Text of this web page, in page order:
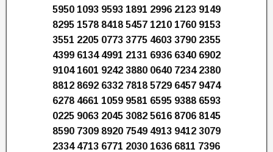
5950 1093 9593 1891 2996 2123 9149
8295 1578 8418 5457 1210 1760 9153
3551 2205 0773 3775 4603 3790 2355
4399 6134 4991 2131 6936 6340 6902
9104 1601 9242 3880 0640 7234 2380
8812 8692 6332 7818 5729 6457 9474
6278 4661 1059 9581 6595 9388 6593
0225 9063 2045 3082 5616 8706 8145
8590 7309 8920 7549 4913 9412 3079
2334 4713 6771 2030 1636 6811 7396